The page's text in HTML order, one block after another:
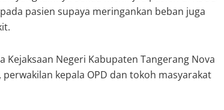
pasien supaya meringankan beban juga
Negeri Kabupaten Tangerang Nova
perwakilan kepala OPD dan tokoh masyarakat